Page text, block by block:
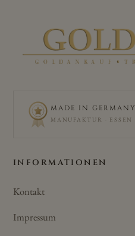
MADE IN GERMANY
MANUFAKTUR · ESSEN
INFORMATIONEN
Kontakt
Impressum